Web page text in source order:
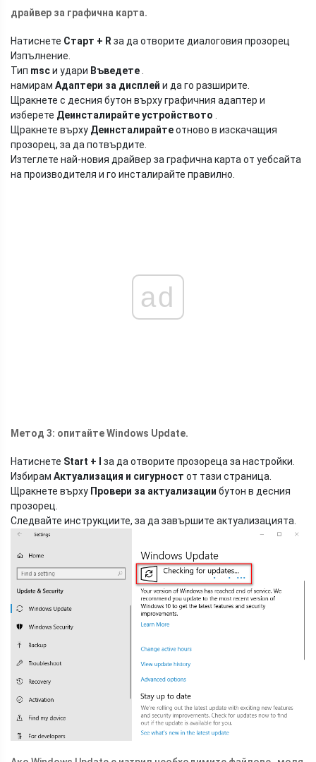
драйвер за графична карта.
Натиснете Старт + R за да отворите диалоговия прозорец
Изпълнение.
Тип mscи удари Въведете
намирам Адаптери за дисплей и да го разширите.
Щракнете с десния бутон върху графичния адаптер и
изберете Деинсталирайте устройството
Щракнете върху Деинсталирайтеотново в изскачащия
прозорец, за да потвърдите.
Изтеглете най-новия драйвер за графична карта от уебсайта
на производителя и го инсталирайте правилно.
ad
Метод 3: опитайте Windows Update.
Натиснете Start + I
за да отворите прозореца за настройки.
Избирам Актуализация и сигурност от тази страница.
Щракнете върху Провери за актуализации бутон в десния
прозорец.
Следвайте инструкциите, за да завършите актуализацията.